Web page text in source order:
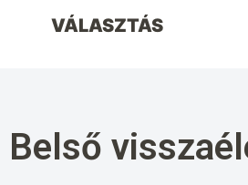
VÁLASZTÁS
Belső